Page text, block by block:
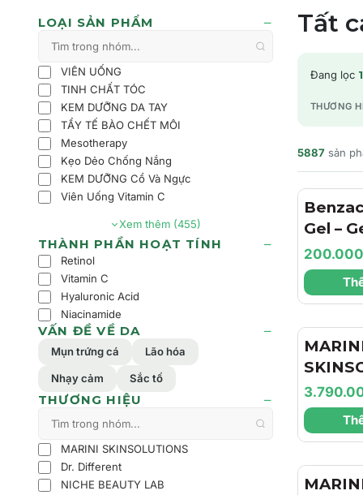
LOẠI SẢN PHẨM
VIÊN UỐNG
TINH CHẤT TÓC
KEM DƯỠNG DA TAY
TẨY TẾ BÀO CHẾT MÔI
Mesotherapy
Kẹo Dẻo Chống Nắng
KEM DƯỠNG Cổ Và Ngực
Viên Uống Vitamin C
Xem thêm (455)
THÀNH PHẦN HOẠT TÍNH
Retinol
Vitamin C
Hyaluronic Acid
Niacinamide
VẤN ĐỀ VỀ DA
Mụn trứng cá Lão hóa
Nhạy cảm Sắc tố
THƯƠNG HIỆU
MARINI SKINSOLUTIONS
Dr. Different
NICHE BEAUTY LAB
Tất
Đang lọc 1
THƯƠNG
5887 sản
Gel –
Trợ
Dịu
Dầu
Cream
Dưỡng
Căng